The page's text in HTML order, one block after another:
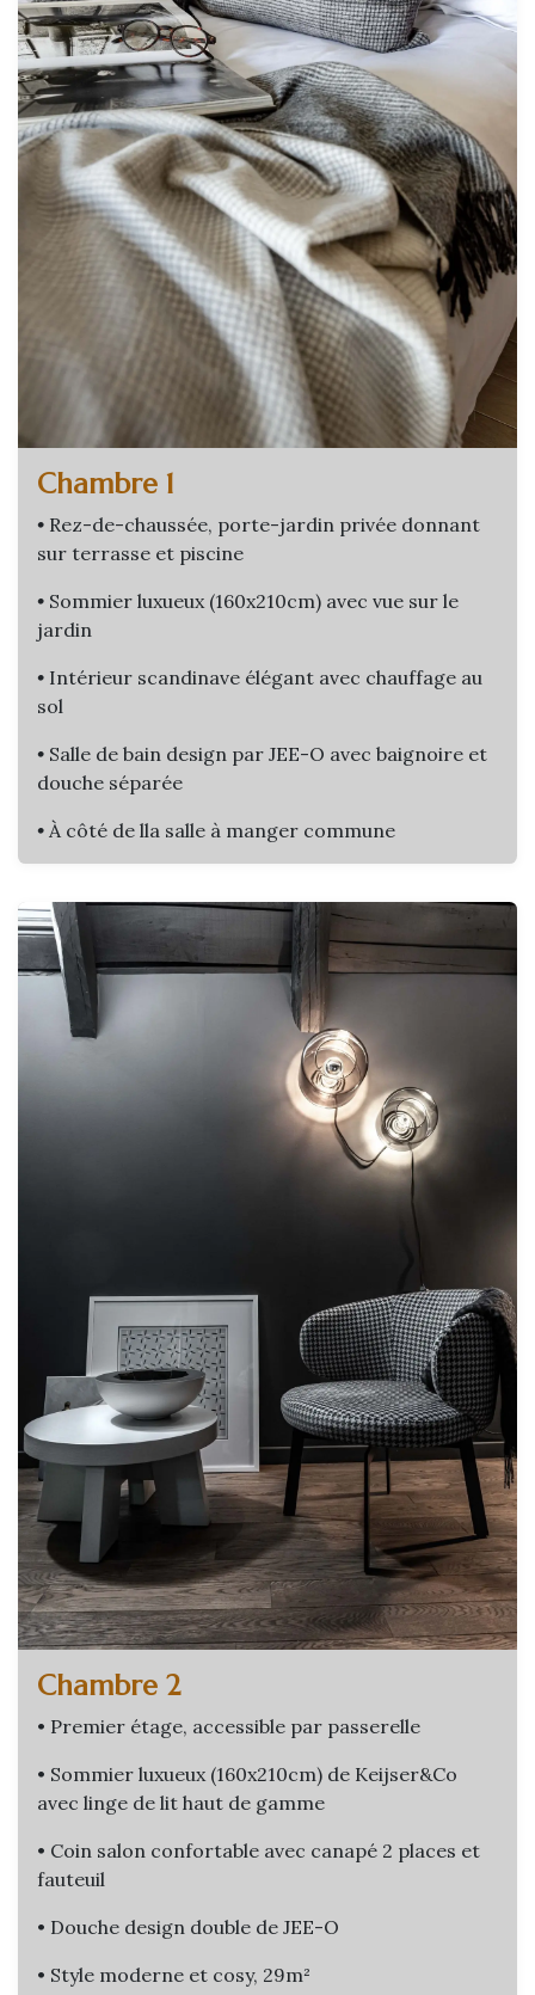
Chambre 1
• Rez-de-chaussée, porte-jardin privée donnant
sur terrasse et piscine
• Sommier luxueux (160x210cm) avec vue sur le
jardin
• Intérieur scandinave élégant avec chauffage au
sol
• Salle de bain design par JEE-O avec baignoire et
douche séparée​
• À côté de lla salle à manger commune
Chambre 2
• Premier étage, accessible par passerelle
• Sommier luxueux (160x210cm) de Keijser&Co
avec linge de lit haut de gamme
• Coin salon confortable avec canapé 2 places et
fauteuil
• Douche design double de JEE-O
• Style moderne et cosy, 29m²